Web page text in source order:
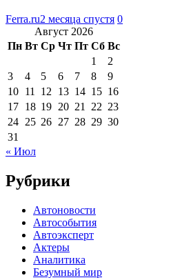
Ferra.ru2 месяца спустя 0
Август 2026
Пн Вт Ср Чт Пт Сб Вс
1
2
3
4 5 6 7 8
9
10 11 12 13 14 15 16
17 18 19 20 21 22 23
24 25 26 27 28 29 30
31
« Июл
Рубрики
Автоновости
Автособытия
Автоэксперт
Актеры
Аналитика
Безумный мир